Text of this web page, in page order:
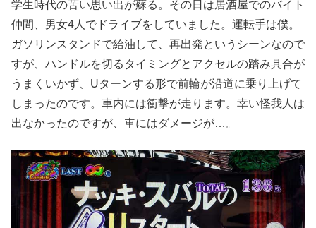
学生時代の苦い思い出が蘇る。その日は居酒屋でのバイト
仲間、男女4人でドライブをしていました。運転手は僕。
ガソリンスタンドで給油して、再出発というシーンなので
すが、ハンドルを切るタイミングとアクセルの踏み具合が
うまくいかず、Uターンする形で前輪が沿道に乗り上げて
しまったのです。車内には衝撃が走ります。幸い怪我人は
出なかったのですが、車にはダメージが…。